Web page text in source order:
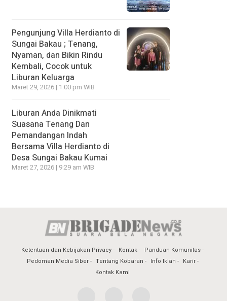
Pengunjung Villa Herdianto di
Sungai Bakau ; Tenang,
Nyaman, dan Bikin Rindu
Kembali, Cocok untuk
Liburan Keluarga
Maret 29, 2026 | 1:00 pm WIB
Liburan Anda Dinikmati
Suasana Tenang Dan
Pemandangan Indah
Bersama Villa Herdianto di
Desa Sungai Bakau Kumai
Maret 27, 2026 | 9:29 am WIB
Ketentuan dan Kebijakan Privacy Kontak
Panduan Komunitas
Pedoman Media Siber
Tentang Kobaran Info Iklan
Karir
Kontak Kami